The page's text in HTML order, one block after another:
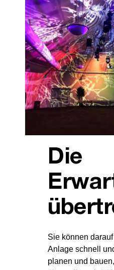
Die
Sie können
Anlage schnell
planen und